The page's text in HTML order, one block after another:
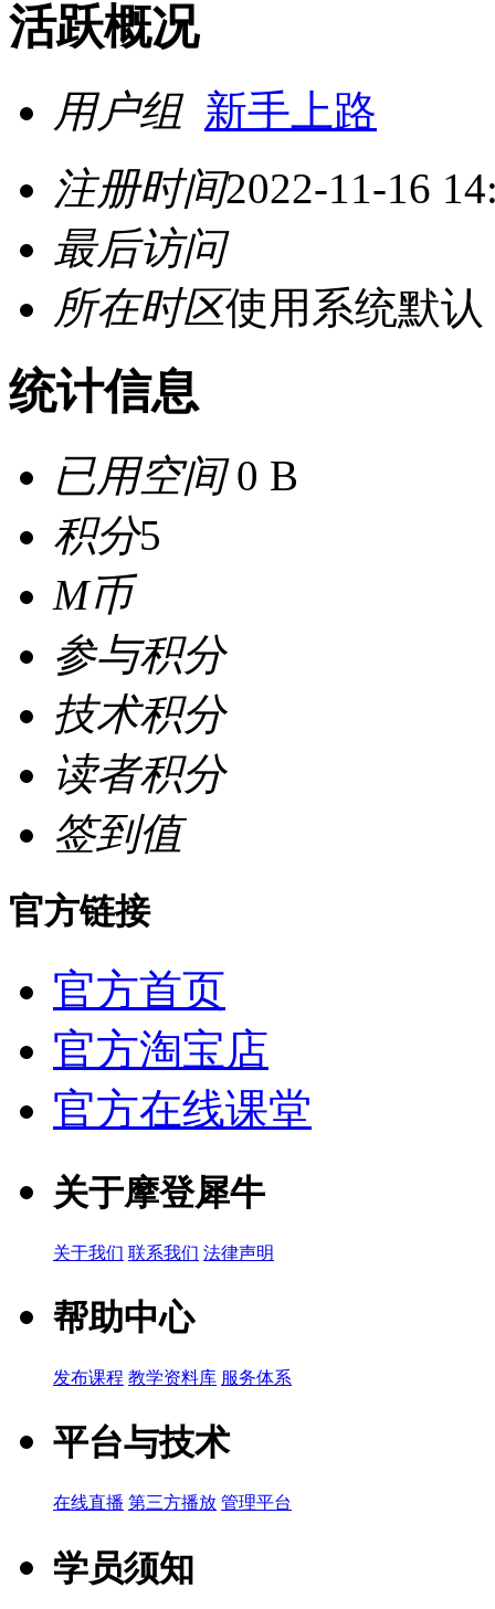
活跃概况
用户组 新手上路
注册时间2022-11-16
最后访问
所在时区使用系统默认
统计信息
已用空间0 B
积分5
M币
参与积分
技术积分
读者积分
签到值
官方链接
官方首页
官方淘宝店
官方在线课堂
关于摩登犀牛
关于我们 联系我们 法律声明
帮助中心
发布课程 教学资料库 服务体系
平台与技术
在线直播 第三方播放 管理平台
学员须知